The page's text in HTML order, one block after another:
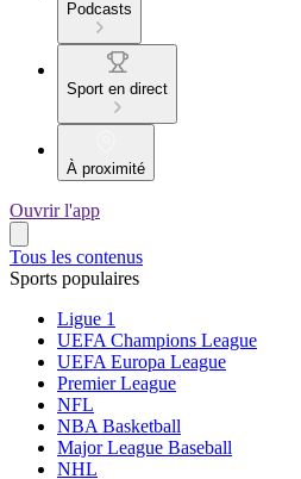
Podcasts
Sport en direct
À proximité
Ouvrir l'app
Tous les contenus
Sports populaires
Ligue 1
UEFA Champions League
UEFA Europa League
Premier League
NFL
NBA Basketball
Major League Baseball
NHL